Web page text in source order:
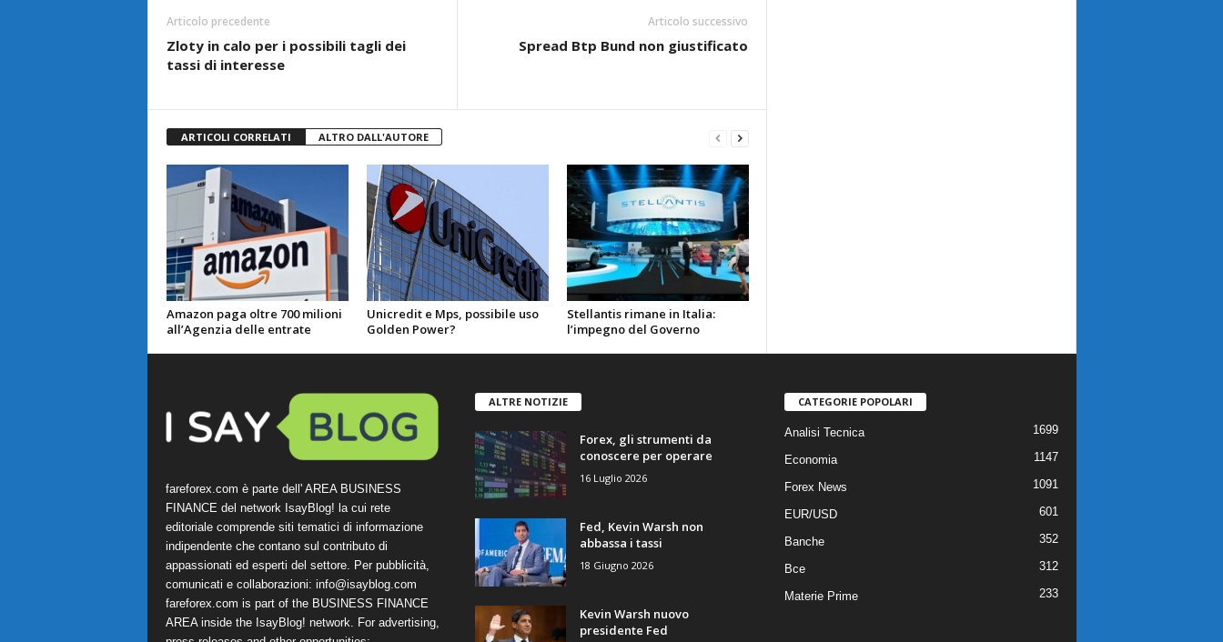
Articolo precedente
Zloty in calo per i possibili tagli dei
tassi di interesse
Articolo successivo
Spread Btp Bund non giustificato
ARTICOLI CORRELATI ALTRO DALL'AUTORE
Amazon paga oltre 700 milioni
all’Agenzia delle entrate
Unicredit e Mps, possibile uso
Golden Power?
Stellantis rimane in Italia:
l’impegno del Governo
fareforex.com è parte dell' AREA BUSINESS
FINANCE del network IsayBlog! la cui rete
editoriale comprende siti tematici di informazione
indipendente che contano sul contributo di
appassionati ed esperti del settore. Per pubblicità,
comunicati e collaborazioni: info@isayblog.com
fareforex.com is part of the BUSINESS FINANCE
AREA inside the IsayBlog! network. For advertising,
ALTRE NOTIZIE
Forex, gli strumenti da
conoscere per operare
16 Luglio 2026
Fed, Kevin Warsh non
abbassa i tassi
18 Giugno 2026
Kevin Warsh nuovo
presidente Fed
CATEGORIE POPOLARI
Analisi Tecnica 1699
Economia 1147
Forex News 1091
EUR/USD 601
Banche 352
Bce 312
Materie Prime 233